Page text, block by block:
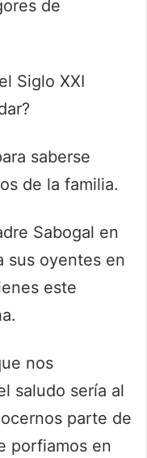
de
Siglo XXI
saberse
de la familia.
Sabogal en
sus oyentes en
este
nos
saludo sería al
parte de
porfiamos en